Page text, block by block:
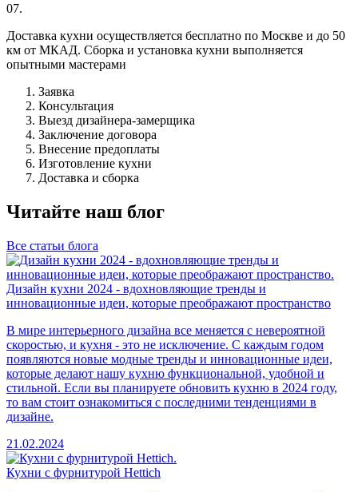
07.
Доставка кухни осуществляется бесплатно по Москве и до 50
км от МКАД. Сборка и установка кухни выполняется
опытными мастерами
Заявка
Консультация
Выезд дизайнера-замерщика
Заключение договора
Внесение предоплаты
Изготовление кухни
Доставка и сборка
Читайте наш блог
Все статьи блога
Дизайн кухни 2024 - вдохновляющие тренды и
инновационные идеи, которые преображают пространство
В мире интерьерного дизайна все меняется с невероятной
скоростью, и кухня - это не исключение. С каждым годом
появляются новые модные тренды и инновационные идеи,
которые делают нашу кухню функциональной, удобной и
стильной. Если вы планируете обновить кухню в 2024 году,
то вам стоит ознакомиться с последними тенденциями в
дизайне.
21.02.2024
Кухни с фурнитурой Hettich